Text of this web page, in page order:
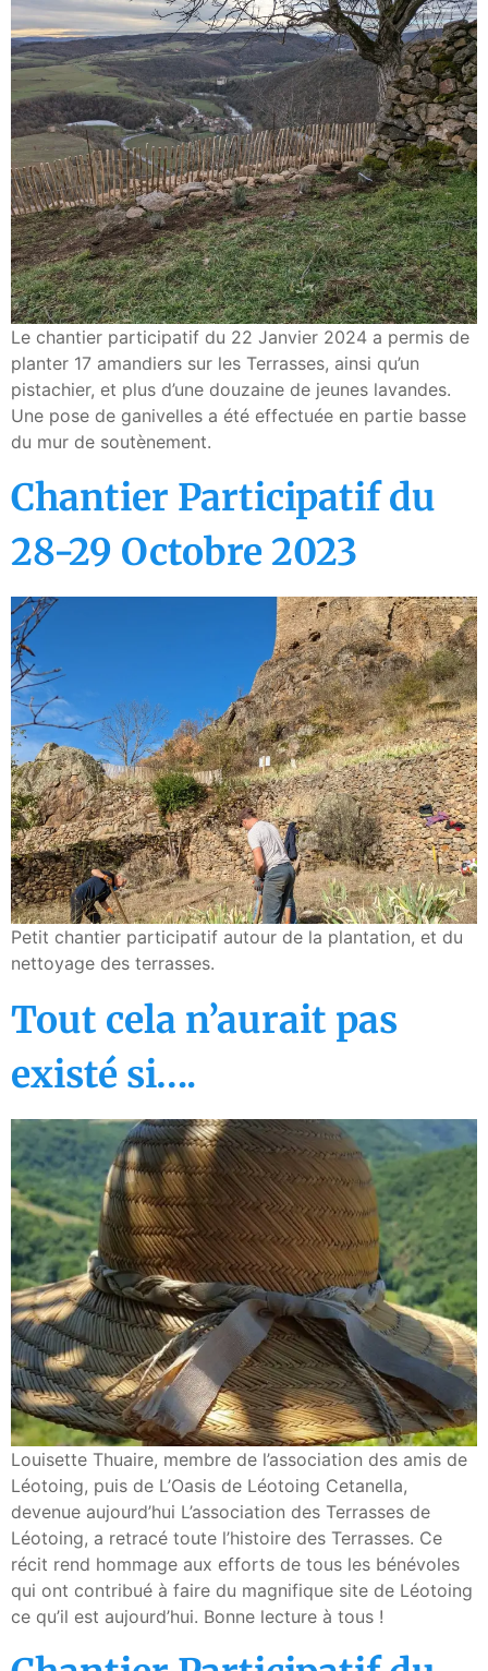
Le chantier participatif du 22 Janvier 2024 a permis de
planter 17 amandiers sur les Terrasses, ainsi qu’un
pistachier, et plus d’une douzaine de jeunes lavandes.
Une pose de ganivelles a été effectuée en partie basse
du mur de soutènement.
Chantier Participatif du
28-29 Octobre 2023
Petit chantier participatif autour de la plantation, et du
nettoyage des terrasses.
Tout cela n’aurait pas
existé si….
Louisette Thuaire, membre de l’association des amis de
Léotoing, puis de L’Oasis de Léotoing Cetanella,
devenue aujourd’hui L’association des Terrasses de
Léotoing, a retracé toute l’histoire des Terrasses. Ce
récit rend hommage aux efforts de tous les bénévoles
qui ont contribué à faire du magnifique site de Léotoing
ce qu’il est aujourd’hui. Bonne lecture à tous !